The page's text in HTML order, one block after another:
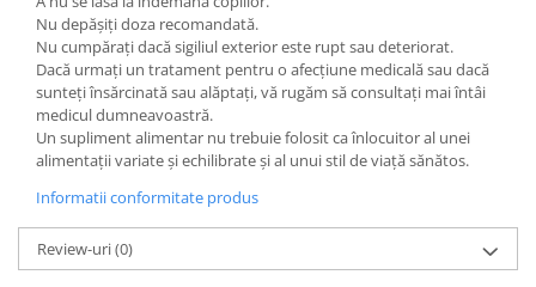
Nu depășiți doza recomandată.
Nu cumpărați dacă sigiliul exterior este rupt sau deteriorat.
Dacă urmați un tratament pentru o afecțiune medicală sau dacă
sunteți însărcinată sau alăptați, vă rugăm să consultați mai întâi
medicul dumneavoastră.
Un supliment alimentar nu trebuie folosit ca înlocuitor al unei
alimentații variate și echilibrate și al unui stil de viață sănătos.
Informatii conformitate produs
Review-uri(0)